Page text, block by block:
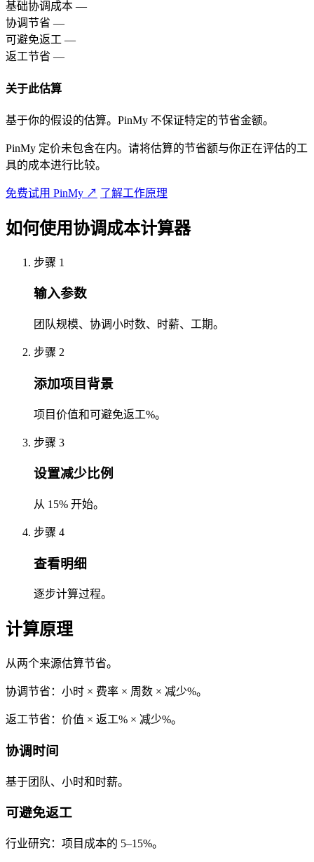
基础协调成本 —
协调节省 —
可避免返工 —
返工节省 —
关于此估算
基于你的假设的估算。PinMy 不保证特定的节省金额。
PinMy 定价未包含在内。请将估算的节省额与你正在评估的工
具的成本进行比较。
免费试用 PinMy ↗ 了解工作原理
如何使用协调成本计算器
步骤 1
输入参数
团队规模、协调小时数、时薪、工期。
步骤 2
添加项目背景
项目价值和可避免返工%。
步骤 3
设置减少比例
从 15% 开始。
步骤 4
查看明细
逐步计算过程。
计算原理
从两个来源估算节省。
协调节省：小时 × 费率 × 周数 × 减少%。
返工节省：价值 × 返工% × 减少%。
协调时间
基于团队、小时和时薪。
可避免返工
行业研究：项目成本的 5–15%。